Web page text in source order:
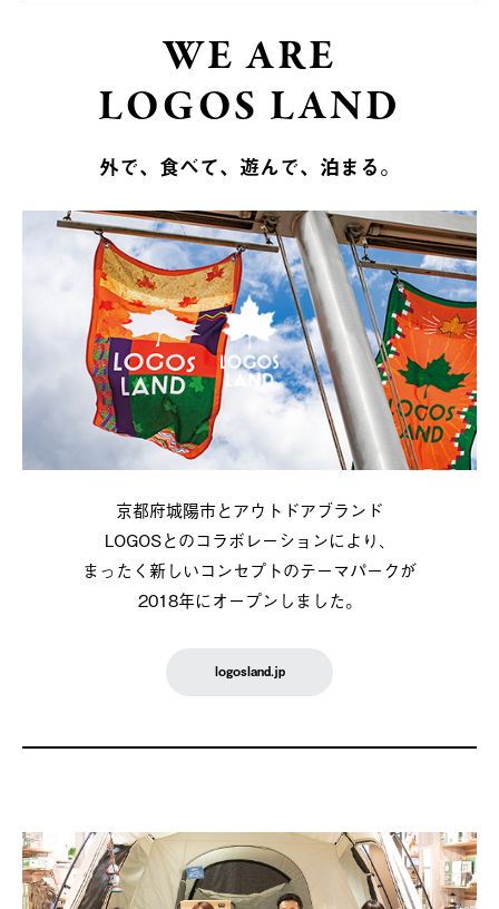
WE ARE
LOGOS LAND
外で、食べて、遊んで、泊まる。
京都府城陽市とアウトドアブランド
LOGOSとのコラボレーションにより、
まったく新しいコンセプトのテーマパークが
2018年にオープンしました。
logosland.jp